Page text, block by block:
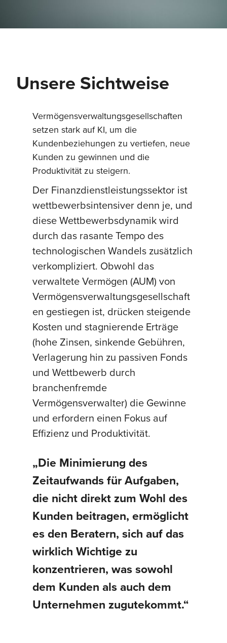
Unsere Sichtweise
Vermögensverwaltungsgesellschaften
setzen stark auf KI, um die
Kundenbeziehungen zu vertiefen, neue
Kunden zu gewinnen und die
Produktivität zu steigern.
Der Finanzdienstleistungssektor ist
wettbewerbsintensiver denn je, und
diese Wettbewerbsdynamik wird
durch das rasante Tempo des
technologischen Wandels zusätzlich
verkompliziert. Obwohl das
verwaltete Vermögen (AUM) von
Vermögensverwaltungsgesellschaft
en gestiegen ist, drücken steigende
Kosten und stagnierende Erträge
(hohe Zinsen, sinkende Gebühren,
Verlagerung hin zu passiven Fonds
und Wettbewerb durch
branchenfremde
Vermögensverwalter) die Gewinne
und erfordern einen Fokus auf
Effizienz und Produktivität.
„Die Minimierung des
Zeitaufwands für Aufgaben,
die nicht direkt zum Wohl des
Kunden beitragen, ermöglicht
es den Beratern, sich auf das
wirklich Wichtige zu
konzentrieren, was sowohl
dem Kunden als auch dem
Unternehmen zugutekommt.“